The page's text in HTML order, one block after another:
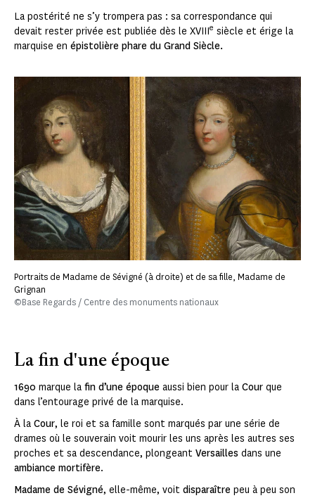
La postérité ne s’y trompera pas : sa correspondance qui
devait rester privée est publiée dès le XVIIIe siècle et érige la
marquise en épistolière phare du Grand Siècle.
Portraits de Madame de Sévigné (à droite) et de sa fille, Madame de
Grignan
©Base Regards / Centre des monuments nationaux
La fin d'une époque
1690 marque la fin d’une époque aussi bien pour la Cour que
dans l’entourage privé de la marquise.
À la Cour, le roi et sa famille sont marqués par une série de
drames où le souverain voit mourir les uns après les autres ses
proches et sa descendance, plongeant Versailles dans une
ambiance mortifère.
Madame de Sévigné, elle-même, voit disparaître peu à peu son